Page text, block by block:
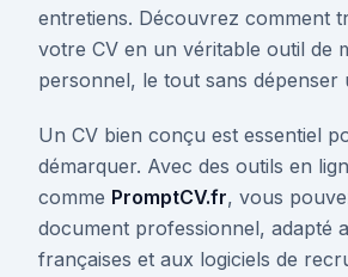
entretiens. Découvrez comment
votre CV en un véritable outil de
personnel, le tout sans dépenser
Un CV bien conçu est essentiel
démarquer. Avec des outils en
comme PromptCV.fr, vous
document professionnel, adapté
françaises et aux logiciels de